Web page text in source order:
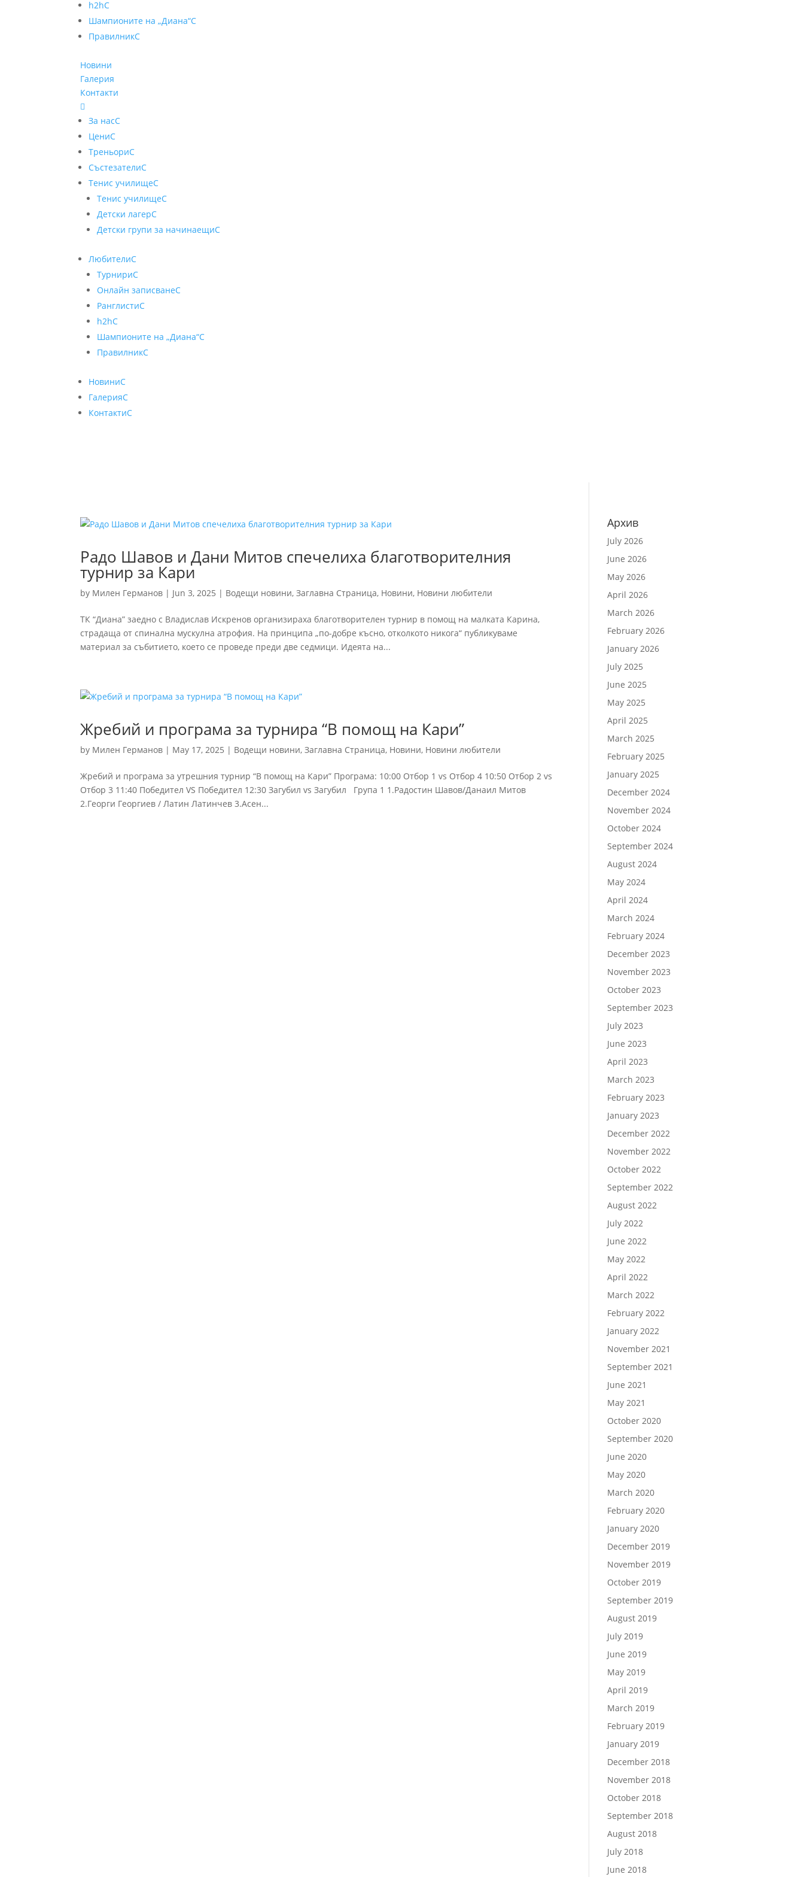
h2hC
Шампионите на „Диана“C
ПравилникC
Новини
Галерия
Контакти

За насC
ЦениC
ТреньориC
СъстезателиC
Тенис училищеC
Тенис училищеC
Детски лагерC
Детски групи за начинаещиC
ЛюбителиC
ТурнириC
Онлайн записванеC
РанглистиC
h2hC
Шампионите на „Диана“C
ПравилникC
НовиниC
ГалерияC
КонтактиC
Радо Шавов и Дани Митов спечелиха благотворителния
турнир за Кари
by Милен Германов | Jun 3, 2025 | Водещи новини,Заглавна Страница, Новини, Новини любители
ТК “Диана” заедно с Владислав Искренов организираха благотворителен турнир в помощ на малката Карина,
страдаща от спинална мускулна атрофия. На принципа „по-добре късно, отколкото никога“ публикуваме
материал за събитието, което се проведе преди две седмици. Идеята на...
Жребий и програма за турнира “В помощ на Кари”
by Милен Германов | May 17, 2025 | Водещи новини,Заглавна Страница, Новини, Новини любители
Жребий и програма за утрешния турнир “В помощ на Кари” Програма: 10:00 Отбор 1 vs Отбор 4 10:50 Отбор 2 vs
Отбор 3 11:40 Победител VS Победител 12:30 Загубил vs Загубил Група 1 1.Радостин Шавов/Данаил Митов
2.Георги Георгиев / Латин Латинчев 3.Асен...
Архив
July 2026
June 2026
May 2026
April 2026
March 2026
February 2026
January 2026
July 2025
June 2025
May 2025
April 2025
March 2025
February 2025
January 2025
December 2024
November 2024
October 2024
September 2024
August 2024
May 2024
April 2024
March 2024
February 2024
December 2023
November 2023
October 2023
September 2023
July 2023
June 2023
April 2023
March 2023
February 2023
January 2023
December 2022
November 2022
October 2022
September 2022
August 2022
July 2022
June 2022
May 2022
April 2022
March 2022
February 2022
January 2022
November 2021
September 2021
June 2021
May 2021
October 2020
September 2020
June 2020
May 2020
March 2020
February 2020
January 2020
December 2019
November 2019
October 2019
September 2019
August 2019
July 2019
June 2019
May 2019
April 2019
March 2019
February 2019
January 2019
December 2018
November 2018
October 2018
September 2018
August 2018
July 2018
June 2018